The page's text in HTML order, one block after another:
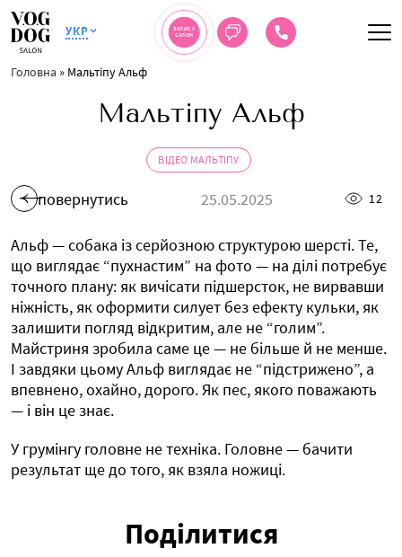
УКР
ЗАПИС У
САЛОН
Головна » Мальтіпу Альф
Мальтіпу Альф
ВІДЕО МАЛЬТІПУ
повернутись 25.05.2025 12
Альф — собака із серйозною структурою шерсті. Те,
що виглядає “пухнастим” на фото — на ділі потребує
точного плану: як вичісати підшерсток, не вирвавши
ніжність, як оформити силует без ефекту кульки, як
залишити погляд відкритим, але не “голим”.
Майстриня зробила саме це — не більше й не менше.
І завдяки цьому Альф виглядає не “підстрижено”, а
впевнено, охайно, дорого. Як пес, якого поважають
— і він це знає.
У грумінгу головне не техніка. Головне — бачити
результат ще до того, як взяла ножиці.
Поділитися